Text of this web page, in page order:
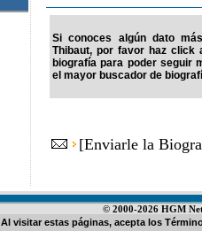
Si conoces algún dato
Thibaut, por favor haz click
biografía para poder seguir
el mayor buscador de
[Enviarle la
© 2000-2026 HGM
Al visitar estas páginas, acepta los